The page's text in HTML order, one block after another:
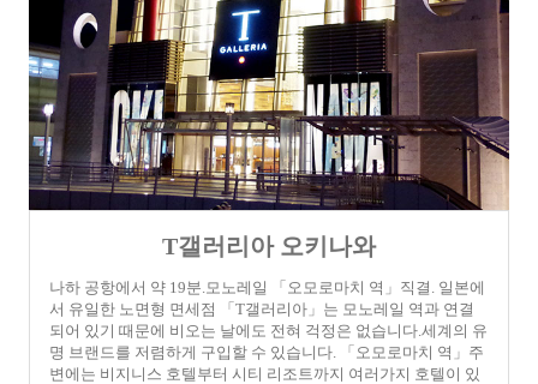
T갤러리아 오키나와
나하 공항에서 약 19분.모노레일 「오모로마치 역」직결. 일본에
서 유일한 노면형 면세점 「T갤러리아」는 모노레일 역과 연결
되어 있기 때문에 비오는 날에도 전혀 걱정은 없습니다.세계의 유
명 브랜드를 저렴하게 구입할 수 있습니다. 「오모로마치 역」주
변에는 비지니스 호텔부터 시티 리조트까지 여러가지 호텔이 있